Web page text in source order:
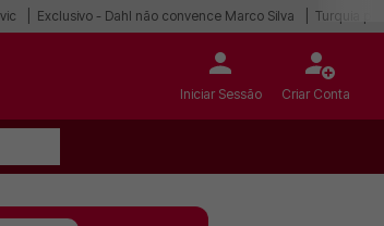
Exclusivo - Dahl não convence Marco Silva Turquia
Iniciar Sessão Criar Conta